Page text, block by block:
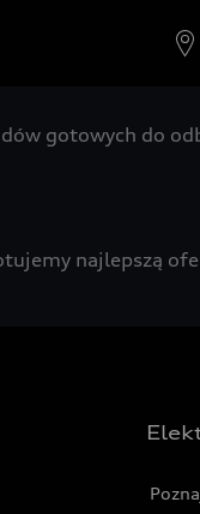
gotowych do
najlepszą